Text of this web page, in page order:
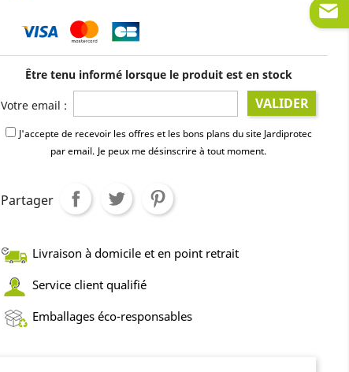
Être tenu informé lorsque le produit est en stock
Votre email : VALIDER
J'accepte de recevoir les offres et les bons plans du site Jardiprotec
par email. Je peux me désinscrire à tout moment.
Partager
Livraison à domicile et en point retrait
Service client qualifié
Emballages éco-responsables